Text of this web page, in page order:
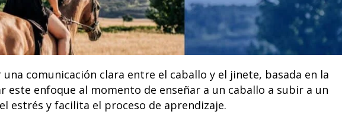
comunicación clara entre el caballo y el jinete, basada en la
este enfoque al momento de enseñar a un caballo a subir a un
estrés y facilita el proceso de aprendizaje.